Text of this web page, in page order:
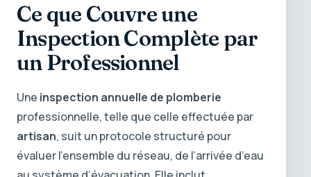
Ce que Couvre une
Inspection Complète par
un Professionnel
Une inspection annuelle de plomberie
professionnelle, telle que celle effectuée par
artisan, suit un protocole structuré pour
évaluer l’ensemble du réseau, de l’arrivée d’eau